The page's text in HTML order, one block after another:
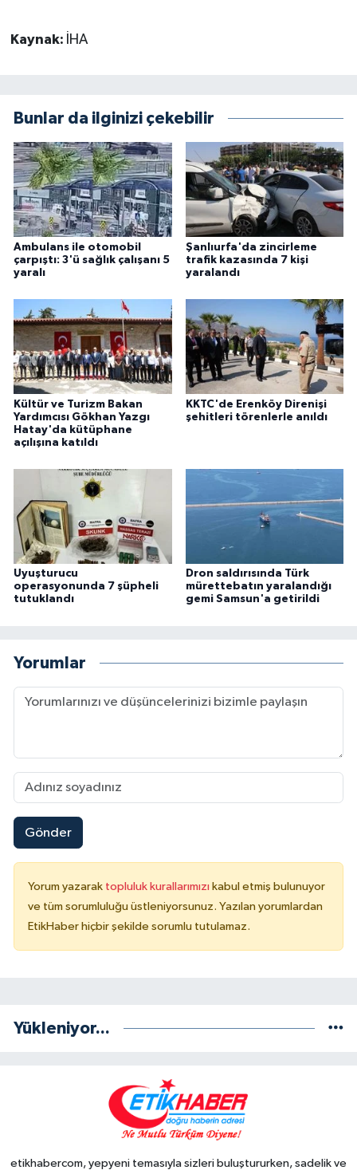
Kaynak: İHA
Bunlar da ilginizi çekebilir
Ambulans ile otomobil
çarpıştı: 3'ü sağlık çalışanı 5
yaralı
Şanlıurfa'da zincirleme
trafik kazasında 7 kişi
yaralandı
Kültür ve Turizm Bakan
Yardımcısı Gökhan Yazgı
Hatay'da kütüphane
açılışına katıldı
KKTC'de Erenköy Direnişi
şehitleri törenlerle anıldı
Uyuşturucu
operasyonunda 7 şüpheli
tutuklandı
Dron saldırısında Türk
mürettebatın yaralandığı
gemi Samsun'a getirildi
Yorumlar
Gönder
Yorum yazarak topluluk kurallarımızı kabul etmiş bulunuyor
ve tüm sorumluluğu üstleniyorsunuz. Yazılan yorumlardan
EtikHaber hiçbir şekilde sorumlu tutulamaz.
Yükleniyor...
etikhabercom, yepyeni temasıyla sizleri buluştururken, sadelik ve